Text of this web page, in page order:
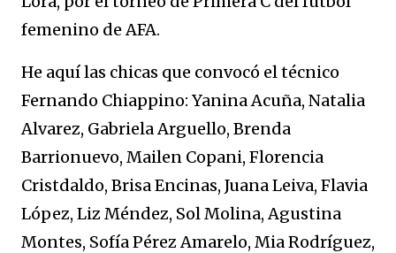
femenino de AFA.
He aquí las chicas que convocó el técnico
Fernando Chiappino: Yanina Acuña, Natalia
Alvarez, Gabriela Arguello, Brenda
Barrionuevo, Mailen Copani, Florencia
Cristdaldo, Brisa Encinas, Juana Leiva, Flavia
López, Liz Méndez, Sol Molina, Agustina
Montes, Sofía Pérez Amarelo, Mia Rodríguez,